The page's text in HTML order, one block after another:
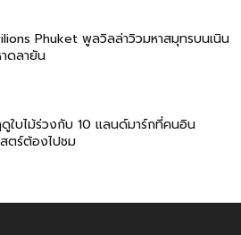
Phuket พูลวิลล่าวิวมหาสมุทรบนเนิน
าดลายัน
ใบไม้ร่วงกับ 10 แลนด์มาร์กที่คนอิน
ตร์ต้องไปชม